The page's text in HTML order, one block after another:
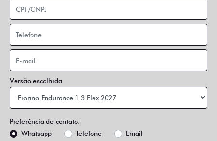
Versão escolhida
Preferência de contato:
Whatsapp
Telefone Email